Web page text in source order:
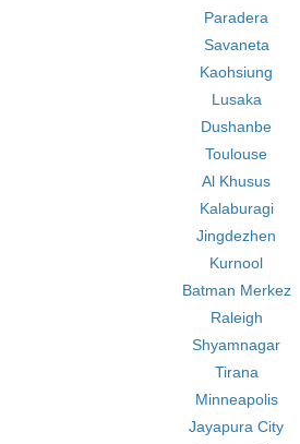
Paradera
Savaneta
Kaohsiung
Lusaka
Dushanbe
Toulouse
Al Khusus
Kalaburagi
Jingdezhen
Kurnool
Batman Merkez
Raleigh
Shyamnagar
Tirana
Minneapolis
Jayapura City